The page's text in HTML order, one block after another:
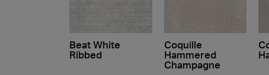
Beat White
Ribbed
Coquille
Hammered
Champagne